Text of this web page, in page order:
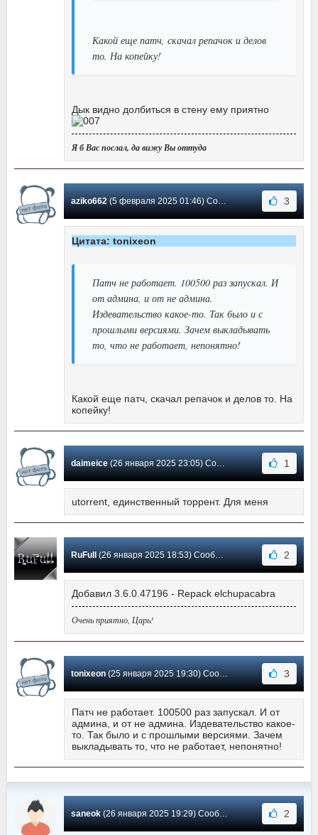
Какой еще патч, скачал репачок и делов
то. На копейку!
Дык видно долбиться в стену ему приятно
Я б Вас послал, да вижу Вы оттуда
aziko662(5 февраля 2025 01:46) Сообщение #6173 3
Цитата: tonixeon
Патч не работает. 100500 раз запускал. И
от админа, и от не админа.
Издевательство какое-то. Так было и с
прошлыми версиями. Зачем выкладывать
то, что не работает, непонятно!
Какой еще патч, скачал репачок и делов то. На
копейку!
daimeice(26 января 2025 23:05) Сообщение #6172 1
utorrent, единственный торрент. Для меня
RuFull (26 января 2025 18:53) Сообщение #6171 2
Добавил 3.6.0.47196 - Repack elchupacabra
Очень приятно, Царь!
tonixeon(25 января 2025 19:30) Сообщение #6170 3
Патч не работает. 100500 раз запускал. И от
админа, и от не админа. Издевательство какое-
то. Так было и с прошлыми версиями. Зачем
выкладывать то, что не работает, непонятно!
saneok(26 января 2025 19:29) Сообщение #6169 2